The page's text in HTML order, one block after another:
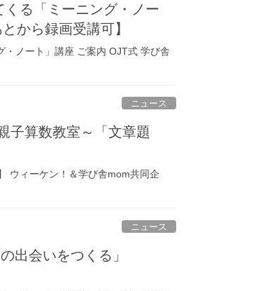
る「ミーニング・ノー
から録画受講可】
ノート」講座 ご案内 OJT式 学び舎
ニュース
子算数教室～「文章題
ウィーケン！＆学び舎mom共同企
ニュース
出会いをつくる」